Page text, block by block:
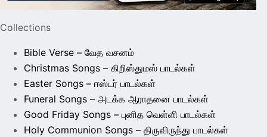
Collections
Bible Verse – வேத வசனம்
Christmas Songs – கிறிஸ்துமஸ் பாடல்கள்
Easter Songs – ஈஸ்டர் பாடல்கள்
Funeral Songs – அடக்க ஆராதனை பாடல்கள்
Good Friday Songs – புனித வெள்ளி பாடல்கள்
Holy Communion Songs – திருவிருந்து பாடல்கள்